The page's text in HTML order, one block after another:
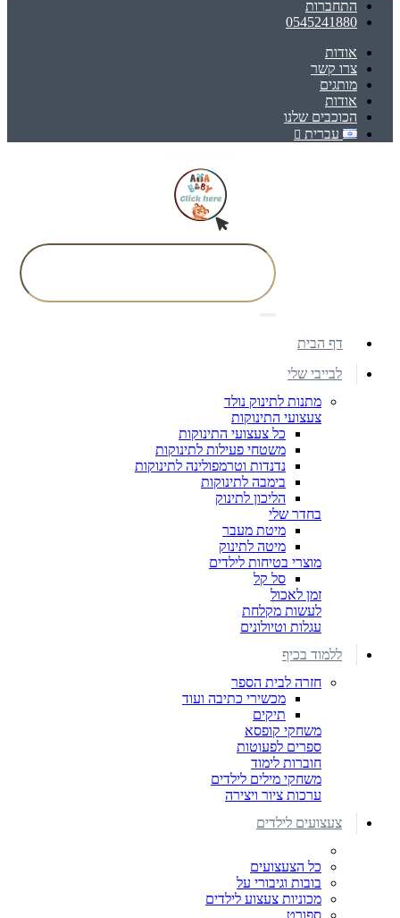
התחברות
0545241880
אודות
צרו קשר
מותגים
אודות
הכוכבים שלנו
עברית
דף הבית
לבייבי שלי
מתנות לתינוק נולד
צעצועי התינוקות
כל צעצועי התינוקות
משטחי פעילות לתינוקות
נדנדות וטרמפולינה לתינוקות
בימבה לתינוקות
הליכון לתינוק
בחדר שלי
מיטת מעבר
מיטה לתינוק
מוצרי בטיחות לילדים
סל קל
זמן לאכול
לעשות מקלחת
עגלות וטיולונים
ללמוד בכיף
חזרה לבית הספר
מכשירי כתיבה ועוד
תיקים
משחקי קופסא
ספרים לפעוטות
חוברות לימוד
משחקי מילים לילדים
ערכות ציור ויצירה
צעצועים לילדים
כל הצעצועים
בובות וגיבורי על
מכוניות צעצוע לילדים
ספורט